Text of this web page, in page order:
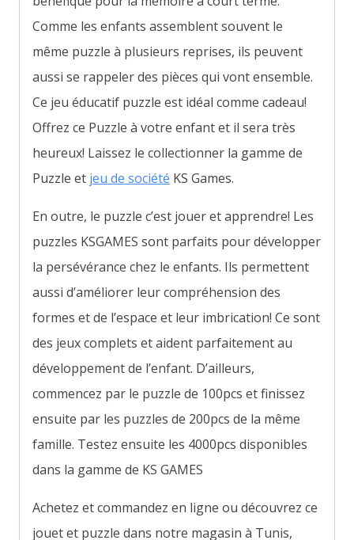
Comme les enfants assemblent souvent le
même puzzle à plusieurs reprises, ils peuvent
aussi se rappeler des pièces qui vont ensemble.
Ce jeu éducatif puzzle est idéal comme cadeau!
Offrez ce Puzzle à votre enfant et il sera très
heureux! Laissez le collectionner la gamme de
Puzzle et jeu de société KS Games.
En outre, le puzzle c’est jouer et apprendre! Les
puzzles KSGAMES sont parfaits pour développer
la persévérance chez le enfants. Ils permettent
aussi d’améliorer leur compréhension des
formes et de l’espace et leur imbrication! Ce sont
des jeux complets et aident parfaitement au
développement de l’enfant. D’ailleurs,
commencez par le puzzle de 100pcs et finissez
ensuite par les puzzles de 200pcs de la même
famille. Testez ensuite les 4000pcs disponibles
dans la gamme de KS GAMES
Achetez et commandez en ligne ou découvrez ce
jouet et puzzle dans notre magasin à Tunis,